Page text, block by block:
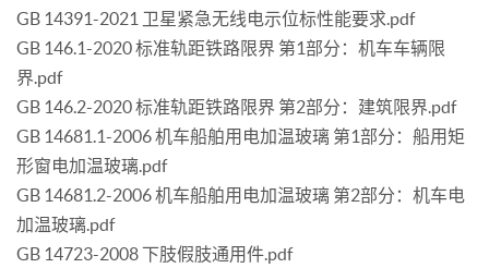
GB 14391-2021 卫星紧急无线电示位标性能要求.pdf
GB 146.1-2020 标准轨距铁路限界 第1部分：机车车辆限
界.pdf
GB 146.2-2020 标准轨距铁路限界 第2部分：建筑限界.pdf
GB 14681.1-2006 机车船舶用电加温玻璃 第1部分：船用矩
形窗电加温玻璃.pdf
GB 14681.2-2006 机车船舶用电加温玻璃 第2部分：机车电
加温玻璃.pdf
GB 14723-2008 下肢假肢通用件.pdf